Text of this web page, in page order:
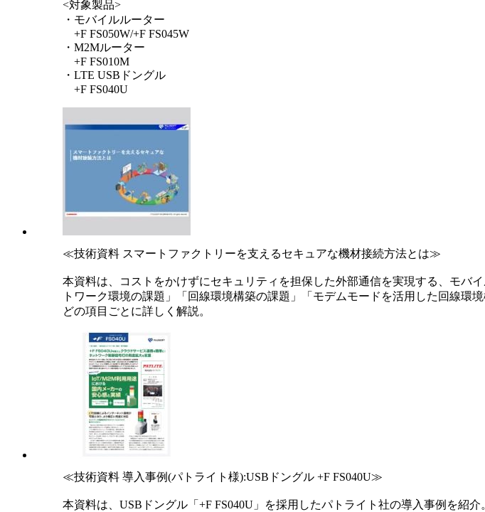
<対象製品>
・モバイルルーター
+F FS050W/+F FS045W
・M2Mルーター
+F FS010M
・LTE USBドングル
+F FS040U
≪技術資料 スマートファクトリーを支えるセキュアな機材接続方法とは≫
本資料は、コストをかけずにセキュリティを担保した外部通信を実現する、モバ
トワーク環境の課題」「回線環境構築の課題」「モデムモードを活用した回線
どの項目ごとに詳しく解説。
≪技術資料 導入事例(パトライト様):USBドングル +F FS040U≫
本資料は、USBドングル「+F FS040U」を採用したパトライト社の導入事例を紹